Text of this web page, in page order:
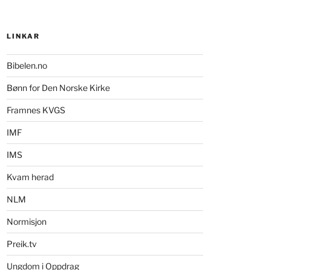
LINKAR
Bibelen.no
Bønn for Den Norske Kirke
Framnes KVGS
IMF
IMS
Kvam herad
NLM
Normisjon
Preik.tv
Ungdom i Oppdrag